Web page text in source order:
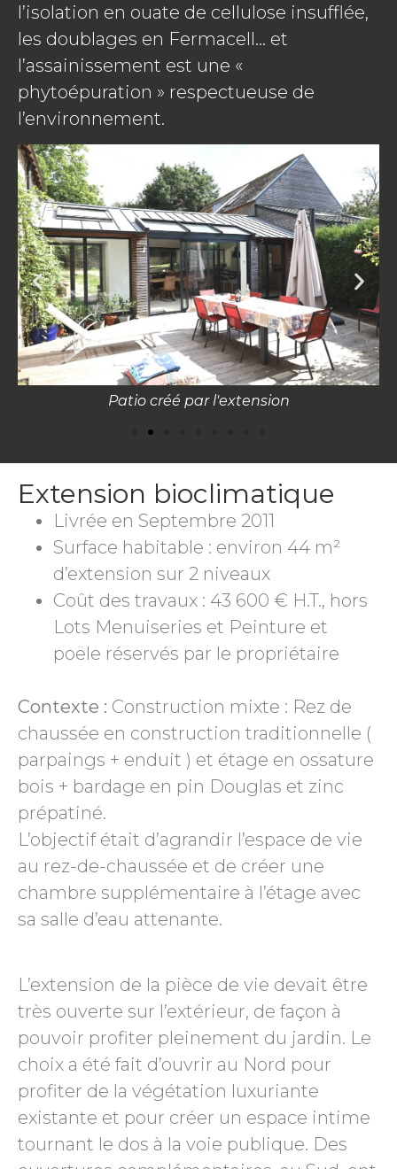
l’isolation en ouate de cellulose insufflée,
les doublages en Fermacell… et
l’assainissement est une «
phytoépuration » respectueuse de
l’environnement.
Patio créé par l'extension
Extension bioclimatique
Livrée en Septembre 2011
Surface habitable : environ 44 m²
d’extension sur 2 niveaux
Coût des travaux : 43 600 € H.T., hors
Lots Menuiseries et Peinture et
poële réservés par le propriétaire
Contexte : Construction mixte : Rez de
chaussée en construction traditionnelle (
parpaings + enduit ) et étage en ossature
bois + bardage en pin Douglas et zinc
prépatiné.
L’objectif était d’agrandir l’espace de vie
au rez-de-chaussée et de créer une
chambre supplémentaire à l’étage avec
sa salle d’eau attenante.
L’extension de la pièce de vie devait être
très ouverte sur l’extérieur, de façon à
pouvoir profiter pleinement du jardin. Le
choix a été fait d’ouvrir au Nord pour
profiter de la végétation luxuriante
existante et pour créer un espace intime
tournant le dos à la voie publique. Des